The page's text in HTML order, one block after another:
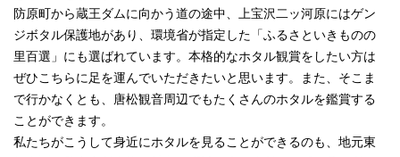
防原町から蔵王ダムに向かう道の途中、上宝沢二ッ河原にはゲン
ジボタル保護地があり、環境省が指定した「ふるさといきものの
里百選」にも選ばれています。本格的なホタル観賞をしたい方は
ぜひこちらに足を運んでいただきたいと思います。また、そこま
で行かなくとも、唐松観音周辺でもたくさんのホタルを鑑賞する
ことができます。
私たちがこうして身近にホタルを見ることができるのも、地元東